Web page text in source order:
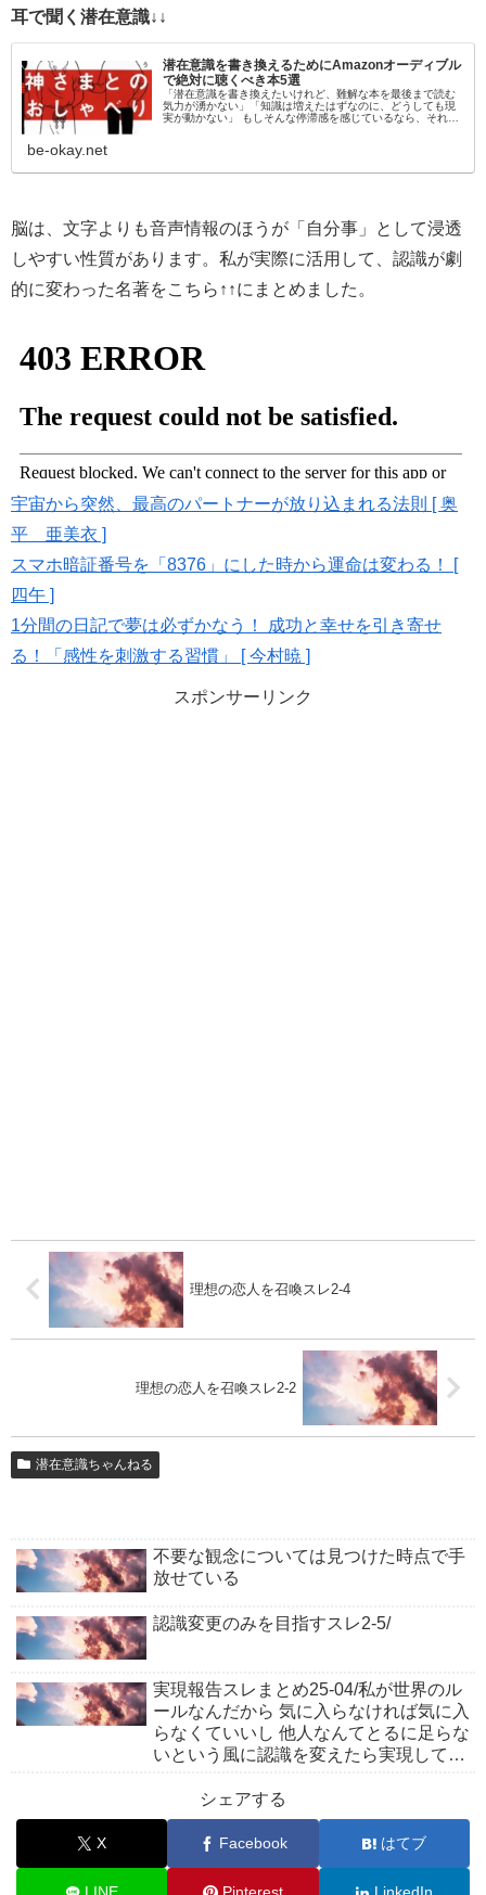
耳で聞く潜在意識↓↓
潜在意識を書き換えるためにAmazonオーディブル
で絶対に聴くべき本5選
「潜在意識を書き換えたいけれど、難解な本を最後まで読む
気力が湧かない」「知識は増えたはずなのに、どうしても現
実が動かない」 もしそんな停滞感を感じているなら、それは
be-okay.net
脳は、文字よりも音声情報のほうが「自分事」として浸透
しやすい性質があります。私が実際に活用して、認識が劇
的に変わった名著をこちら↑↑にまとめました。
宇宙から突然、最高のパートナーが放り込まれる法則 [ 奥
平 亜美衣 ]
スマホ暗証番号を「8376」にした時から運命は変わる！ [
四午 ]
1分間の日記で夢は必ずかなう！ 成功と幸せを引き寄せ
る！「感性を刺激する習慣」 [ 今村暁 ]
スポンサーリンク
理想の恋人を召喚スレ2-4
理想の恋人を召喚スレ2-2
潜在意識ちゃんねる
不要な観念については見つけた時点で手
放せている
認識変更のみを目指すスレ2-5/
実現報告スレまとめ25-04/私が世界のル
ールなんだから 気に入らなければ気に入
らなくていいし 他人なんてとるに足らな
いという風に認識を変えたら実現してい
シェアする
X Facebook はてブ